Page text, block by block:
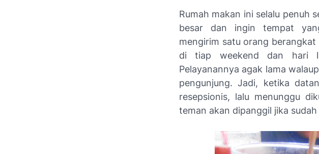
Rumah makan ini selalu penuh
besar dan ingin tempat
mengirim satu orang
di tiap weekend dan hari
Pelayanannya agak lama
pengunjung. Jadi, ketika
resepsionis, lalu menunggu
teman akan dipanggil jika